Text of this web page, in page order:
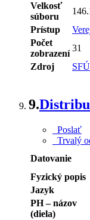
Velkosť
súboru
Prístup
Počet
zobrazení
31
Zdroj
9.
Poslať
Trvalý
Datovanie
Fyzický popis
Jazyk
PH – názov
(diela)